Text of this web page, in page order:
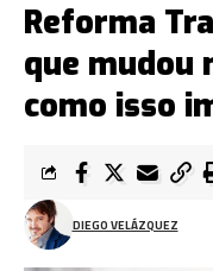
Reforma
que mudou
como isso
DIEGO VELÁZQUEZ